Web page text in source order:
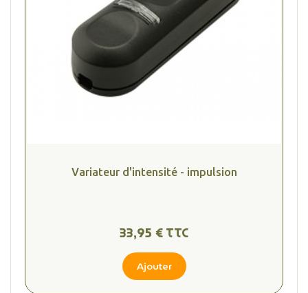
Variateur d'intensité - impulsion
33,95 € TTC
Ajouter